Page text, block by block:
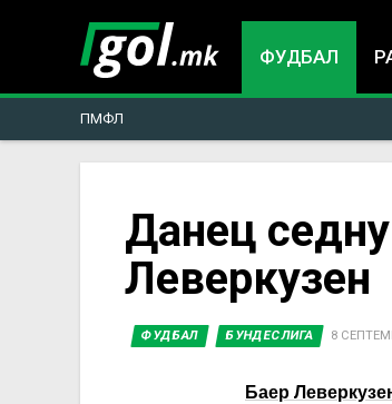
ФУДБАЛ
ПМФЛ
here
Данец
Леверкузен
ФУДБАЛ БУНДЕСЛИГА 8
Баер